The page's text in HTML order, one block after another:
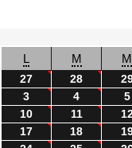
L M M
27 28
3
4 5
10
11
17
18